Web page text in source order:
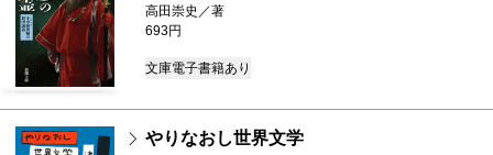
高田崇史／著
693円
文庫電子書籍あり
やりなおし世界文学